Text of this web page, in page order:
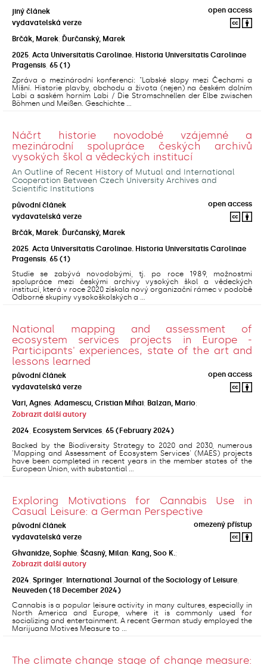
jiný článek
open access
vydavatelská verze
Brčák, Marek; Ďurčanský, Marek
2025 Acta Universitatis Carolinae. Historia Universitatis Carolinae
Pragensis 65 (1)
Zpráva o mezinárodní konferenci: "Labské slapy mezi Čechami a
Míšní. Historie plavby, obchodu a života (nejen) na českém dolním
Labi a saském horním Labi / Die Stromschnellen der Elbe zwischen
Böhmen und Meißen. Geschichte ...
Náčrt historie novodobé vzájemné a
mezinárodní spolupráce českých archivů
vysokých škol a vědeckých institucí
An Outline of Recent History of Mutual and International
Cooperation Between Czech University Archives and
Scientific Institutions
původní článek
open access
vydavatelská verze
Brčák, Marek; Ďurčanský, Marek
2025 Acta Universitatis Carolinae. Historia Universitatis Carolinae
Pragensis 65 (1)
Studie se zabývá novodobými, tj. po roce 1989, možnostmi
spolupráce mezi českými archivy vysokých škol a vědeckých
institucí, která v roce 2020 získala nový organizační rámec v podobě
Odborné skupiny vysokoškolských a ...
National mapping and assessment of
ecosystem services projects in Europe -
Participants' experiences, state of the art and
lessons learned
původní článek
open access
vydavatelská verze
Vari, Agnes; Adamescu, Cristian Mihai; Balzan, Mario;
Zobrazit další autory
2024 Ecosystem Services 65 (February 2024)
Backed by the Biodiversity Strategy to 2020 and 2030, numerous
'Mapping and Assessment of Ecosystem Services' (MAES) projects
have been completed in recent years in the member states of the
European Union, with substantial ...
Exploring Motivations for Cannabis Use in
Casual Leisure: a German Perspective
původní článek
omezený přístup
vydavatelská verze
Ghvanidze, Sophie; Ščasný, Milan; Kang, Soo K. ;
Zobrazit další autory
2024 Springer International Journal of the Sociology of Leisure
Neuveden (18 December 2024)
Cannabis is a popular leisure activity in many cultures, especially in
North America and Europe, where it is commonly used for
socializing and entertainment. A recent German study employed the
Marijuana Motives Measure to ...
The climate change stage of change measure: